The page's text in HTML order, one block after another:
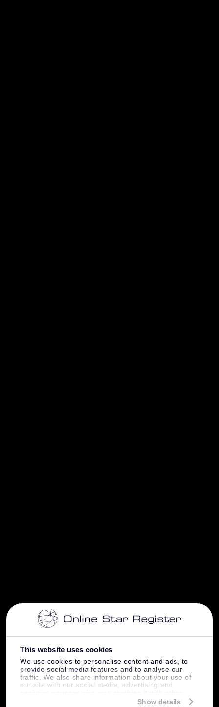
This website uses cookies
We use cookies to personalise content and ads, to
provide social media features and to analyse our
traffic. We also share information about your use of
our site with our social media, advertising and
information that you’ve provided to them or that
Show details